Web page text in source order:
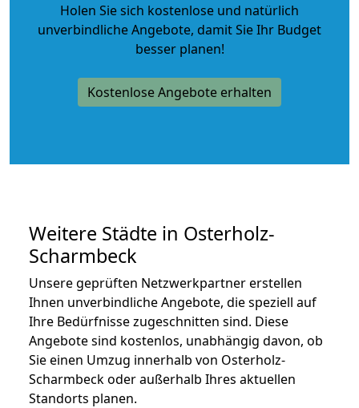
Holen Sie sich kostenlose und natürlich
unverbindliche Angebote, damit Sie Ihr Budget
besser planen!
Kostenlose Angebote erhalten
Weitere Städte in Osterholz-
Scharmbeck
Unsere geprüften Netzwerkpartner erstellen
Ihnen unverbindliche Angebote, die speziell auf
Ihre Bedürfnisse zugeschnitten sind. Diese
Angebote sind kostenlos, unabhängig davon, ob
Sie einen Umzug innerhalb von Osterholz-
Scharmbeck oder außerhalb Ihres aktuellen
Standorts planen.